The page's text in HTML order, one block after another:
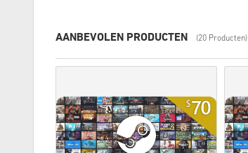
AANBEVOLEN PRODUCTEN (20 Producten)